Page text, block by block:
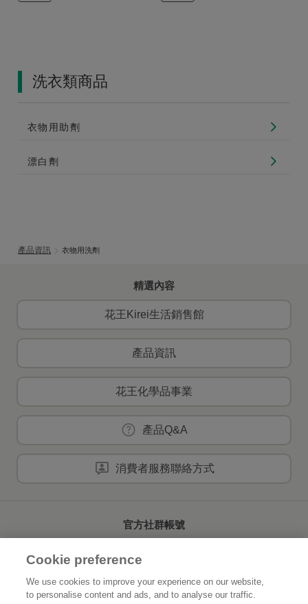
洗衣類商品
衣物用助劑
漂白劑
產品資訊 衣物用洗劑
精選內容
花王Kirei生活銷售館
產品資訊
花王化學品事業
產品Q&A
消費者服務聯絡方式
官方社群帳號
首頁 關於花王
Cookie preference
We use cookies to improve your experience on our website,
to personalise content and ads, and to analyse our traffic.